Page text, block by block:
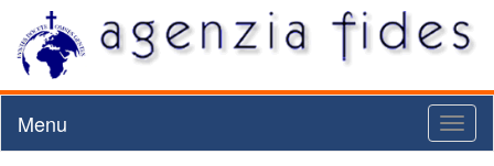
Menu